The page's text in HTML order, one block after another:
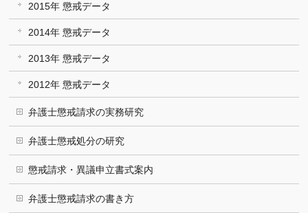
2015年 懲戒データ
2014年 懲戒データ
2013年 懲戒データ
2012年 懲戒データ
弁護士懲戒請求の実務研究
弁護士懲戒処分の研究
懲戒請求・異議申立書式案内
弁護士懲戒請求の書き方